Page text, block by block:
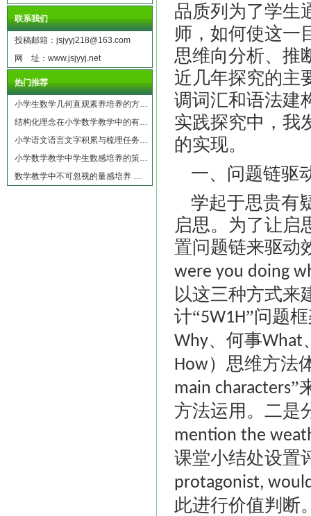
联系我们
投稿邮箱：jsjyyj218@163.com
网 址：www.jsjyyj.net
热门推荐
小学生数学几何直观素养培养的方…
结构化理念在小学数学教学中的有…
小学语文语言文字积累与梳理任务…
小学数学教学中学生数感培养的策…
数学教学中不可忽视的量感培养 …
品质列为了学生
师，如何使这一
思维向分析、推
近几年探究的主
调词汇和语法建
实践探究中，我
的实现。
一、问题链驱
学起于思贵有
启思。为了让启
置问题链来驱动
were you doing
以这三种方式来
计“5W1H”问题
Why、何事What
How）思维方法
main characters”
方法运用。二是
mention the
课堂小结处设置
protagonist,
此进行价值判断